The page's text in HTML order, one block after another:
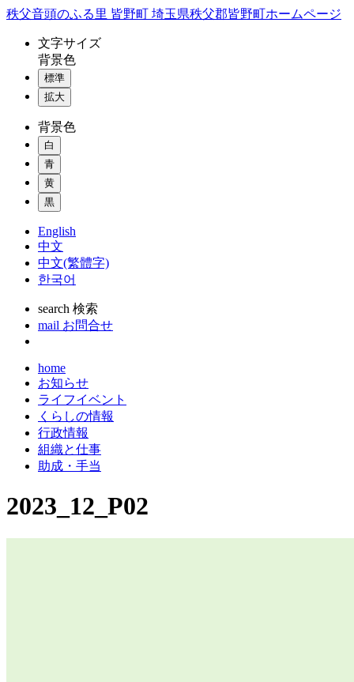
コ
秩父音頭のふる里 皆野町 埼玉県秩父郡皆野町ホームページ
文字サイズ
背景色
標準
拡大
背景色
白
青
黄
黒
English
中文
中文(繁體字)
한국어
search 検索
mail お問合せ
home
お知らせ
ライフイベント
くらしの情報
行政情報
組織と仕事
助成・手当
2023_12_P02